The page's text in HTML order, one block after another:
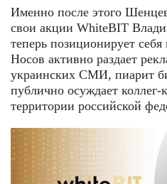
Именно после этого
свои акции WhiteBIT
теперь позиционирует
Носов активно раздает
украинских СМИ, пиарит
публично осуждает коллег-
территории российской